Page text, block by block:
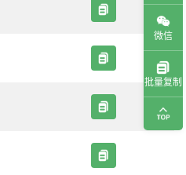
微信
批量复制